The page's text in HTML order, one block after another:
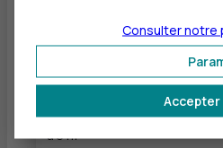
Fermé, ouvre lundi à 9h00
CIC NORD OUEST
CICNO INSTITUTIONNELS
à0 m
Accepter
Consulter notre